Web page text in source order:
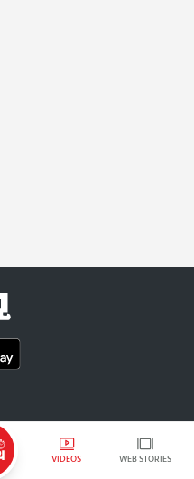
VIDEOS WEB STORIES